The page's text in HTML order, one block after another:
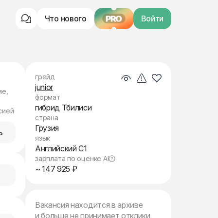
Что нового PRO Войти
грейд
junior
формат
гибрид Тбилиси
страна
Грузия
язык
Английский C1
зарплата по оценке AI
~ 147 925 ₽
Вакансия находится в архиве
и больше не принимает отклики